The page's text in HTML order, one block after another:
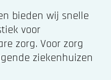
bieden wij snelle
voor
zorg. Voor zorg
ziekenhuizen